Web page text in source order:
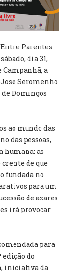
Entre Parentes
dia 31,
Campanhã, a
Seromenho
de Domingos
ao mundo das
das pessoas,
humana: as
de que
fundada no
para um
de azares
irá provocar
para
edição do
iniciativa da